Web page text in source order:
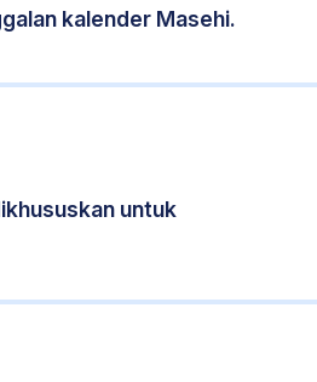
kalender Masehi.
untuk